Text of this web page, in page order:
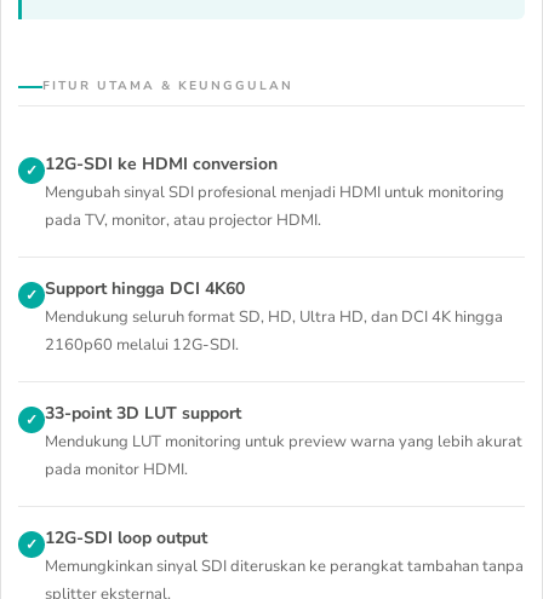
FITUR UTAMA & KEUNGGULAN
✓ 12G-SDI ke HDMI conversion
Mengubah sinyal SDI profesional menjadi HDMI untuk monitoring
pada TV, monitor, atau projector HDMI.
✓ Support hingga DCI 4K60
Mendukung seluruh format SD, HD, Ultra HD, dan DCI 4K hingga
2160p60 melalui 12G-SDI.
✓ 33-point 3D LUT support
Mendukung LUT monitoring untuk preview warna yang lebih akurat
pada monitor HDMI.
✓ 12G-SDI loop output
Memungkinkan sinyal SDI diteruskan ke perangkat tambahan tanpa
splitter eksternal.